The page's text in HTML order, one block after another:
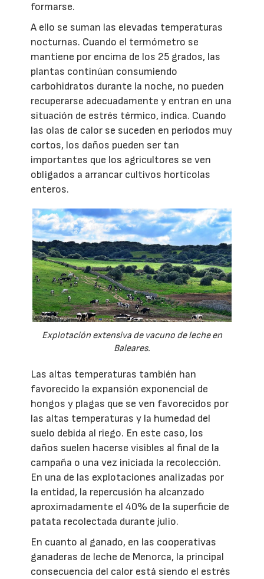
formarse.
A ello se suman las elevadas temperaturas
nocturnas. Cuando el termómetro se
mantiene por encima de los 25 grados, las
plantas continúan consumiendo
carbohidratos durante la noche, no pueden
recuperarse adecuadamente y entran en una
situación de estrés térmico, indica. Cuando
las olas de calor se suceden en periodos muy
cortos, los daños pueden ser tan
importantes que los agricultores se ven
obligados a arrancar cultivos hortícolas
enteros.
Explotación extensiva de vacuno de leche en
Baleares.
Las altas temperaturas también han
favorecido la expansión exponencial de
hongos y plagas que se ven favorecidos por
las altas temperaturas y la humedad del
suelo debida al riego. En este caso, los
daños suelen hacerse visibles al final de la
campaña o una vez iniciada la recolección.
En una de las explotaciones analizadas por
la entidad, la repercusión ha alcanzado
aproximadamente el 40% de la superficie de
patata recolectada durante julio.
En cuanto al ganado, en las cooperativas
ganaderas de leche de Menorca, la principal
consecuencia del calor está siendo el estrés